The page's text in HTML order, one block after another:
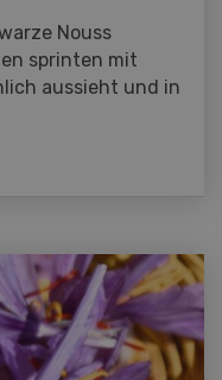
Nouss
sprinten mit
aussieht und in